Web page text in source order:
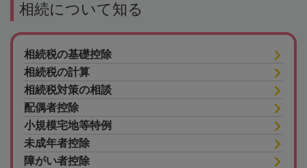
相続について知る
相続税の基礎控除
相続税の計算
相続税対策の相談
配偶者控除
小規模宅地等特例
未成年者控除
障がい者控除